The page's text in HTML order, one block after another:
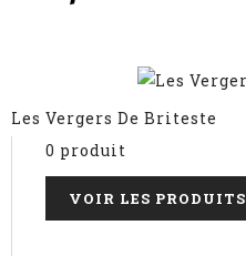
Les Vergers De Briteste
0 produit
VOIR LES PRODUITS